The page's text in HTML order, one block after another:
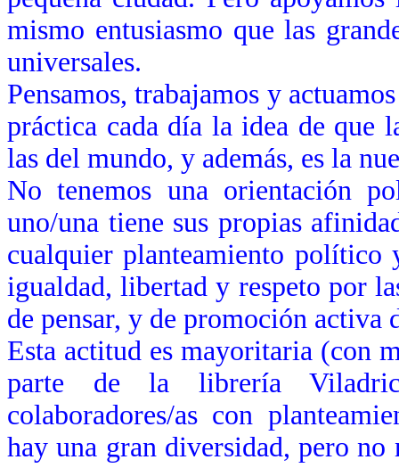
mismo entusiasmo que las
universales.
Pensamos, trabajamos y
práctica cada día la idea de que
las del mundo, y además, es la
No tenemos una orientación
uno/una tiene sus propias
cualquier planteamiento político
igualdad, libertad y respeto por
de pensar, y de promoción activa
Esta actitud es mayoritaria (con
parte de la librería
colaboradores/as con
hay una gran diversidad, pero no